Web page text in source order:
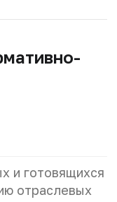
и готовящихся
отраслевых